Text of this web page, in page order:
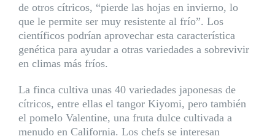
de otros cítricos, “pierde las hojas en invierno, lo
que le permite ser muy resistente al frío”. Los
científicos podrían aprovechar esta característica
genética para ayudar a otras variedades a sobrevivir
en climas más fríos.
La finca cultiva unas 40 variedades japonesas de
cítricos, entre ellas el tangor Kiyomi, pero también
el pomelo Valentine, una fruta dulce cultivada a
menudo en California. Los chefs se interesan